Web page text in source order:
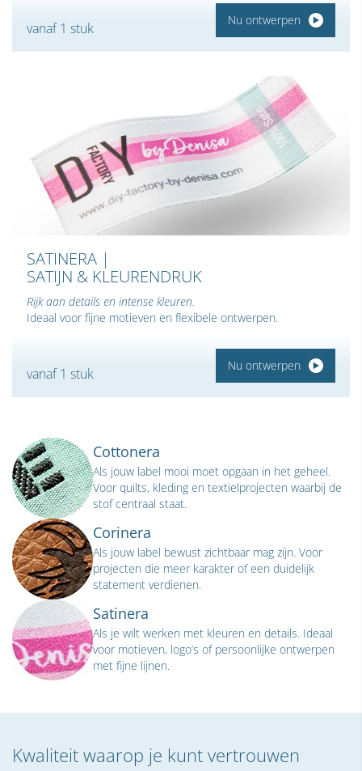
vanaf 1 stuk Nu ontwerpen
SATINERA |
SATIJN & KLEURENDRUK
Rijk aan details en intense kleuren.
Ideaal voor fijne motieven en flexibele ontwerpen.
vanaf 1 stuk Nu ontwerpen
Cottonera
Als jouw label mooi moet opgaan in het geheel.
Voor quilts, kleding en textielprojecten waarbij de
stof centraal staat.
Corinera
Als jouw label bewust zichtbaar mag zijn. Voor
projecten die meer karakter of een duidelijk
statement verdienen.
Satinera
Als je wilt werken met kleuren en details. Ideaal
voor motieven, logo’s of persoonlijke ontwerpen
met fijne lijnen.
Kwaliteit waarop je kunt vertrouwen